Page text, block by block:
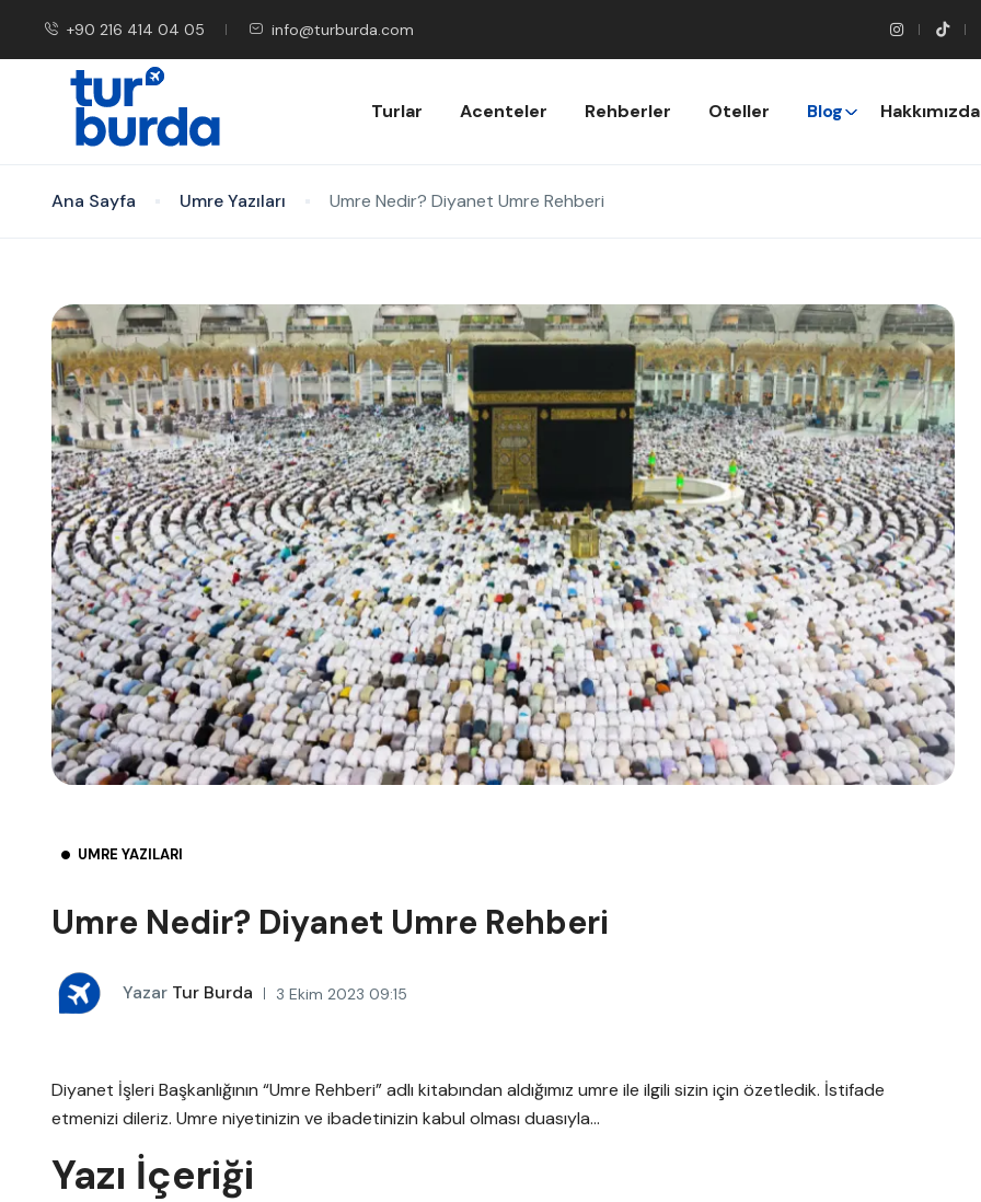
+90 216 414 04 05 info@turburda.com
Turlar Acenteler Rehberler Oteller Blog Hakkımızda
Ana Sayfa Umre Yazıları Umre Nedir? Diyanet Umre Rehberi
UMRE YAZILARI
Umre Nedir? Diyanet Umre Rehberi
Yazar Tur Burda 3 Ekim 2023 09:15
Diyanet İşleri Başkanlığının “Umre Rehberi” adlı kitabından aldığımız umre ile ilgili sizin için özetledik. İstifade
etmenizi dileriz. Umre niyetinizin ve ibadetinizin kabul olması duasıyla…
Yazı İçeriği